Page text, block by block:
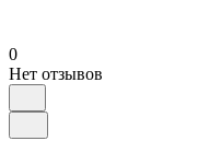
0
Нет отзывов